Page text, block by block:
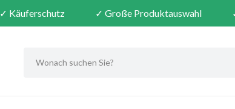
✓ Käuferschutz ✓ Große Produktauswahl